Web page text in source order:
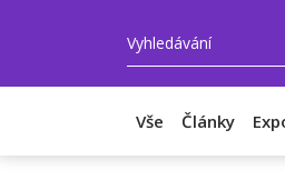
Vše Články